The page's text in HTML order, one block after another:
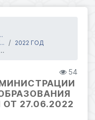
2022 ГОД
54
27.06.2022